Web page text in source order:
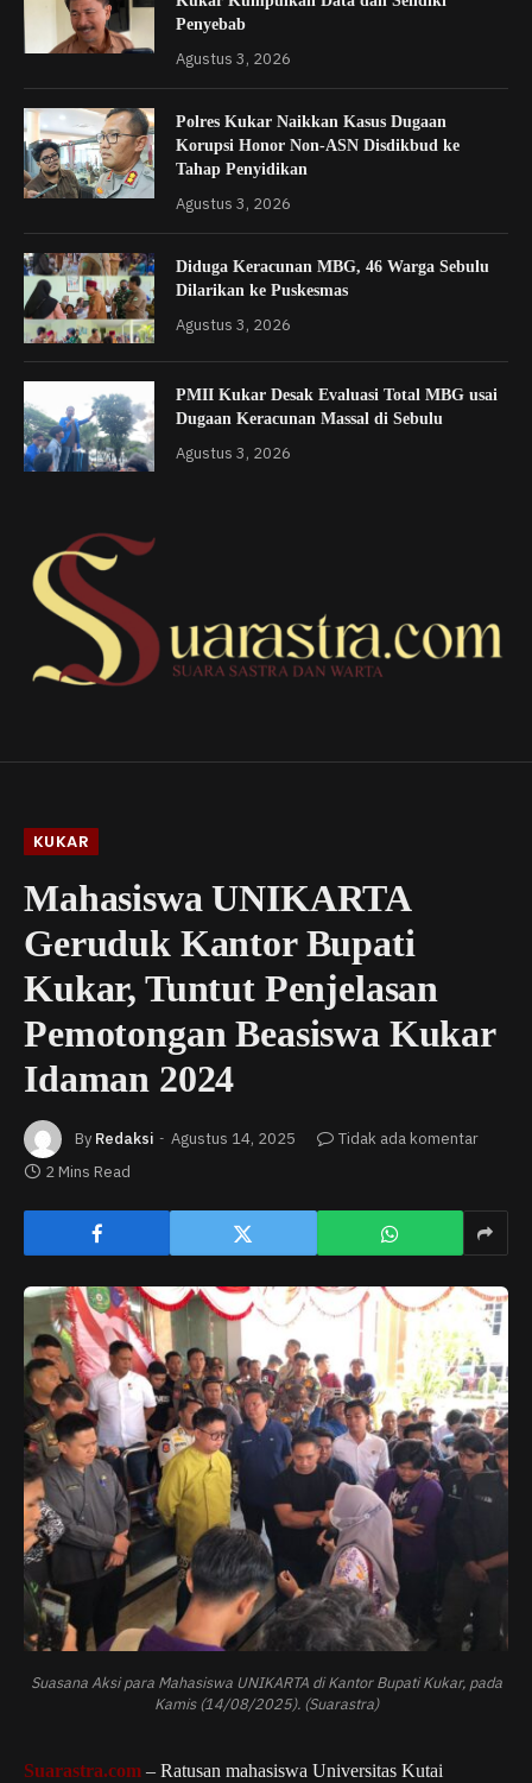
Penyebab
Agustus 3, 2026
Polres Kukar Naikkan Kasus Dugaan
Korupsi Honor Non-ASN Disdikbud ke
Tahap Penyidikan
Agustus 3, 2026
Diduga Keracunan MBG, 46 Warga Sebulu
Dilarikan ke Puskesmas
Agustus 3, 2026
PMII Kukar Desak Evaluasi Total MBG usai
Dugaan Keracunan Massal di Sebulu
Agustus 3, 2026
KUKAR
Mahasiswa UNIKARTA
Geruduk Kantor Bupati
Kukar, Tuntut Penjelasan
Pemotongan Beasiswa Kukar
Idaman 2024
By Redaksi Agustus 14, 2025
Tidak ada komentar
2 Mins Read
Suasana Aksi para Mahasiswa UNIKARTA di Kantor Bupati Kukar, pada
Kamis (14/08/2025). (Suarastra)
Suarastra.com – Ratusan mahasiswa Universitas Kutai